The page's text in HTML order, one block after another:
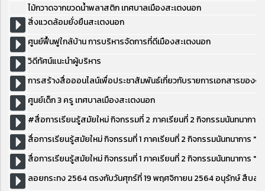
ไม้กวาดจากขวดน้ำพลาสติก เทศบาลเมืองสะเตงนอก
สิ่งแวดล้อมยั่งยืนสะเตงนอก
ศูนย์ฟื้นฟูใกล้บ้าน การบริหารจัดการที่ดีเมืองสะเตงนอก
วิดีทัศน์แนะนำผู้บริหาร
การสร้างสื่อออนไลน์เพื่อประชาสัมพันธ์เกี่ยวกับรายการเอกสารของง
ศูนย์เด็ก 3 ครู เทศบาลเมืองสะเตงนอก
#สื่อการเรียนรู้สมัยใหม่ กิจกรรมที่ 2 ภาคเรียนที่ 2 กิจกรรมนันทนากา
สื่อการเรียนรู้สมัยใหม่ กิจกรรมที่ 1 ภาคเรียนที่ 2 กิจกรรมนันทนาการ
สื่อการเรียนรู้สมัยใหม่ กิจกรรมที่ 1 ภาคเรียนที่ 2 กิจกรรมนันทนาการ
ลอยกระทง 2564 ตรงกับวันศุกร์ที่ 19 พฤศจิกายน 2564 อนุรักษ์ สืบส